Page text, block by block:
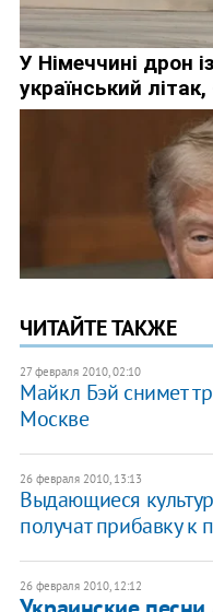
ЧИТАЙТЕ ТАКЖЕ
27 февраля 2010, 02:10
Майкл Бэй снимет
Москве
26 февраля 2010, 13:13
Выдающиеся
получат прибавку к
26 февраля 2010, 12:12